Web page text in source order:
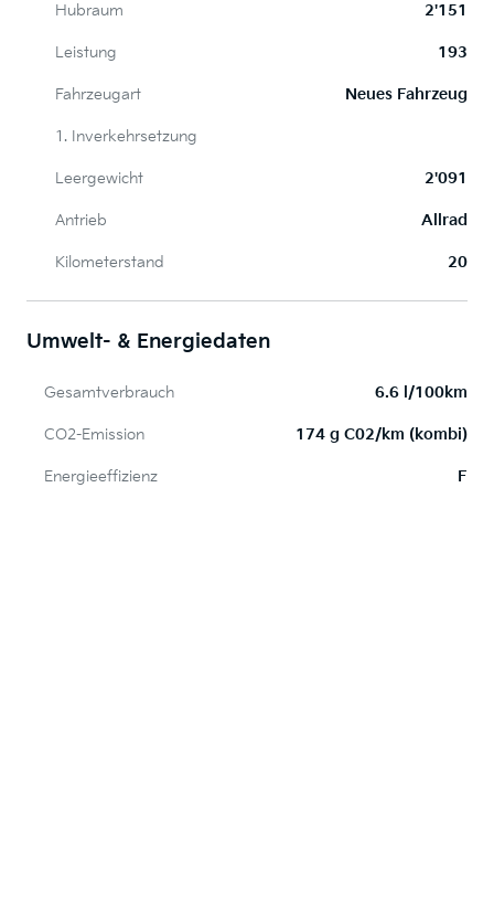
Hubraum 2'151
Leistung 193
Fahrzeugart Neues Fahrzeug
1. Inverkehrsetzung
Leergewicht 2'091
Antrieb Allrad
Kilometerstand 20
Umwelt- & Energiedaten
Gesamtverbrauch 6.6 l/100km
CO2-Emission 174 g C02/km (kombi)
Energieeffizienz F